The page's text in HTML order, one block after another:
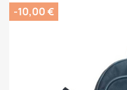
-10,00 €